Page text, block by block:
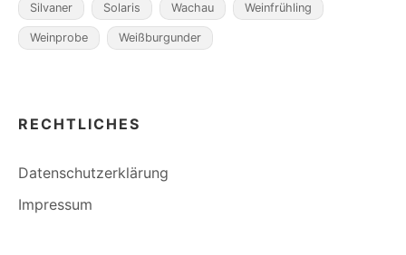
Silvaner Solaris Wachau Weinfrühling
Weinprobe Weißburgunder
RECHTLICHES
Datenschutzerklärung
Impressum